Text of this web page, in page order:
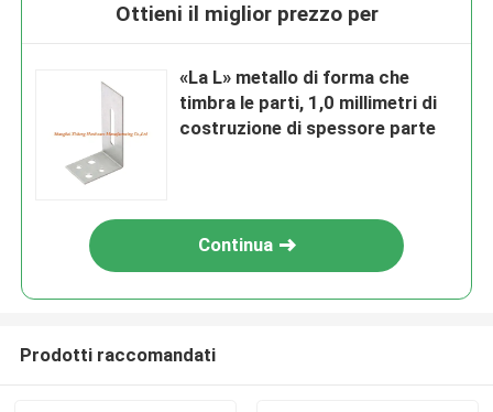
Ottieni il miglior prezzo per
«La L» metallo di forma che
timbra le parti, 1,0 millimetri di
costruzione di spessore parte
Continua
Prodotti raccomandati